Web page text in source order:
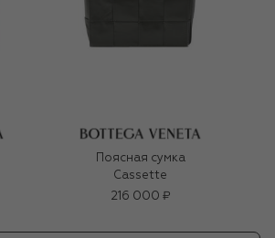
Поясная сумка
Cassette
216 000 ₽